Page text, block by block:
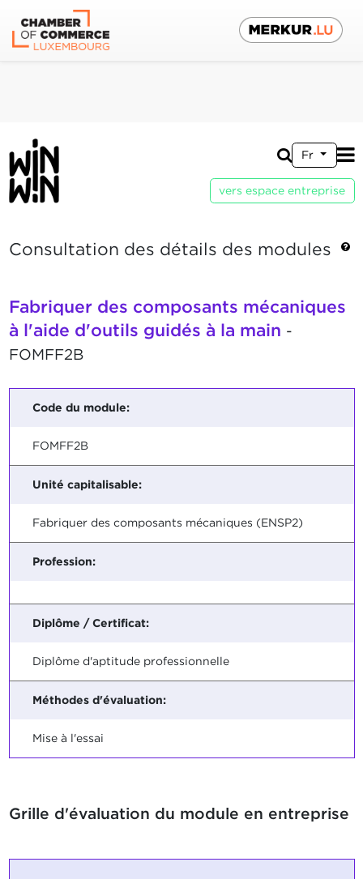
Fr
vers espace entreprise
Consultation des détails des modules
Fabriquer des composants mécaniques
à l'aide d'outils guidés à la main -
FOMFF2B
Code du module:
FOMFF2B
Unité capitalisable:
Fabriquer des composants mécaniques (ENSP2)
Profession:
Diplôme / Certificat:
Diplôme d'aptitude professionnelle
Méthodes d'évaluation:
Mise à l'essai
Grille d'évaluation du module en entreprise